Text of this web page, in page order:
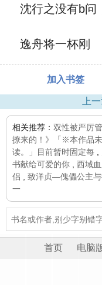
沈行之没有b问
逸舟将一杯刚
加入书签
上
相关推荐： 双性被严厉
撩来的！》「※本作品
读。」目前暂时固定每
书献给可爱的你
西域
侣
致洋贞—傀儡公主
一
首页 电脑